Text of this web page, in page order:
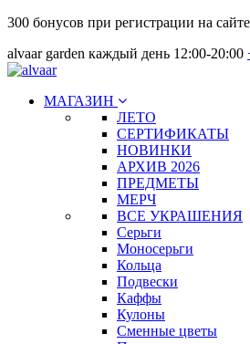
300 бонусов при регистрации на сайте
alvaar garden каждый день 12:00-20:00
МАГАЗИН
ЛЕТО
СЕРТИФИКАТЫ
НОВИНКИ
АРХИВ 2026
ПРЕДМЕТЫ
МЕРЧ
ВСЕ УКРАШЕНИЯ
Серьги
Моносерьги
Кольца
Подвески
Каффы
Кулоны
Сменные цветы